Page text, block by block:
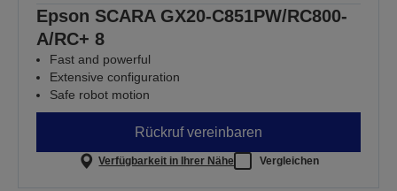
Epson SCARA GX20-C851PW/RC800-
A/RC+ 8
Fast and powerful
Extensive configuration
Safe robot motion
Rückruf vereinbaren
Verfügbarkeit in Ihrer Nähe Vergleichen